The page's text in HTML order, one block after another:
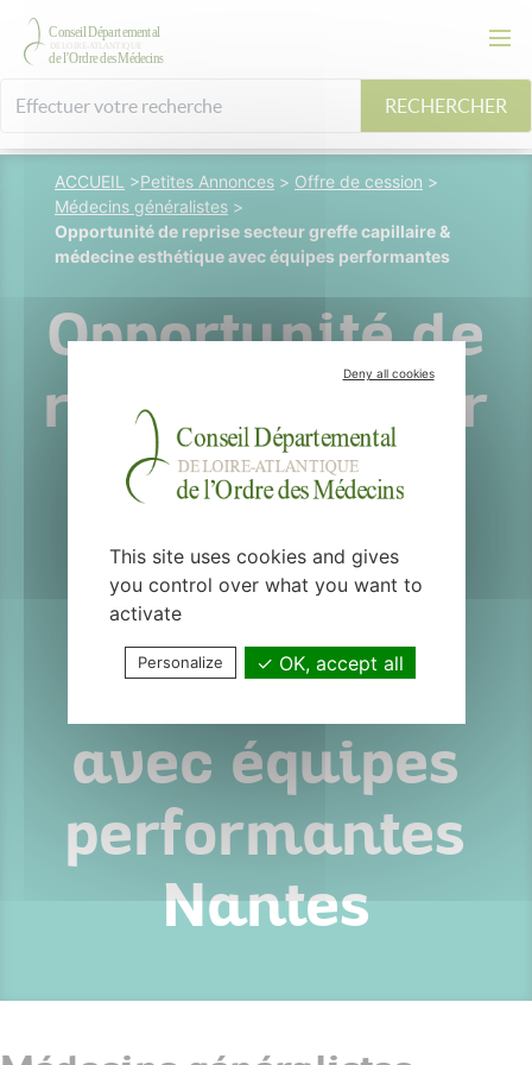
RECHERCHER
ACCUEIL >Petites Annonces > Offre de cession >
Médecins généralistes >
Opportunité de reprise secteur greffe capillaire &
médecine esthétique avec équipes performantes
Opportunité de
reprise secteur
greffe
capillaire &
médecine
esthétique
avec équipes
performantes
Nantes
Deny all cookies
This site uses cookies and gives
you control over what you want to
activate
Personalize OK, accept all